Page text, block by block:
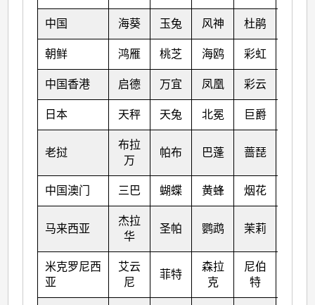
中国 海葵 玉兔 风神 杜鹃
朝鲜 鸿雁 桃芝 海鸥 彩虹
中国香港 启德 万宜 凤凰 彩云
日本 天秤 天兔 北冕 巨爵
老挝
布拉
万
帕布 巴蓬 蔷琵
中国澳门 三巴 蝴蝶 黄蜂 烟花
马来西亚
杰拉
华
圣帕 鹦鹉 茉莉
米克罗尼西
亚
艾云
尼
菲特
森拉
克
尼伯
特